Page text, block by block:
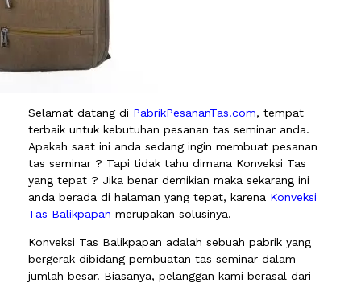
Selamat datang di PabrikPesananTas.com, tempat
terbaik untuk kebutuhan pesanan tas seminar anda.
Apakah saat ini anda sedang ingin membuat pesanan
tas seminar ? Tapi tidak tahu dimana Konveksi Tas
yang tepat ? Jika benar demikian maka sekarang ini
anda berada di halaman yang tepat, karena Konveksi
Tas Balikpapan merupakan solusinya.
Konveksi Tas Balikpapan adalah sebuah pabrik yang
bergerak dibidang pembuatan tas seminar dalam
jumlah besar. Biasanya, pelanggan kami berasal dari